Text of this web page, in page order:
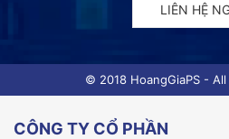
LIÊN HỆ
© 2018 HoangGiaPS -
CÔNG TY CỔ PHẦN